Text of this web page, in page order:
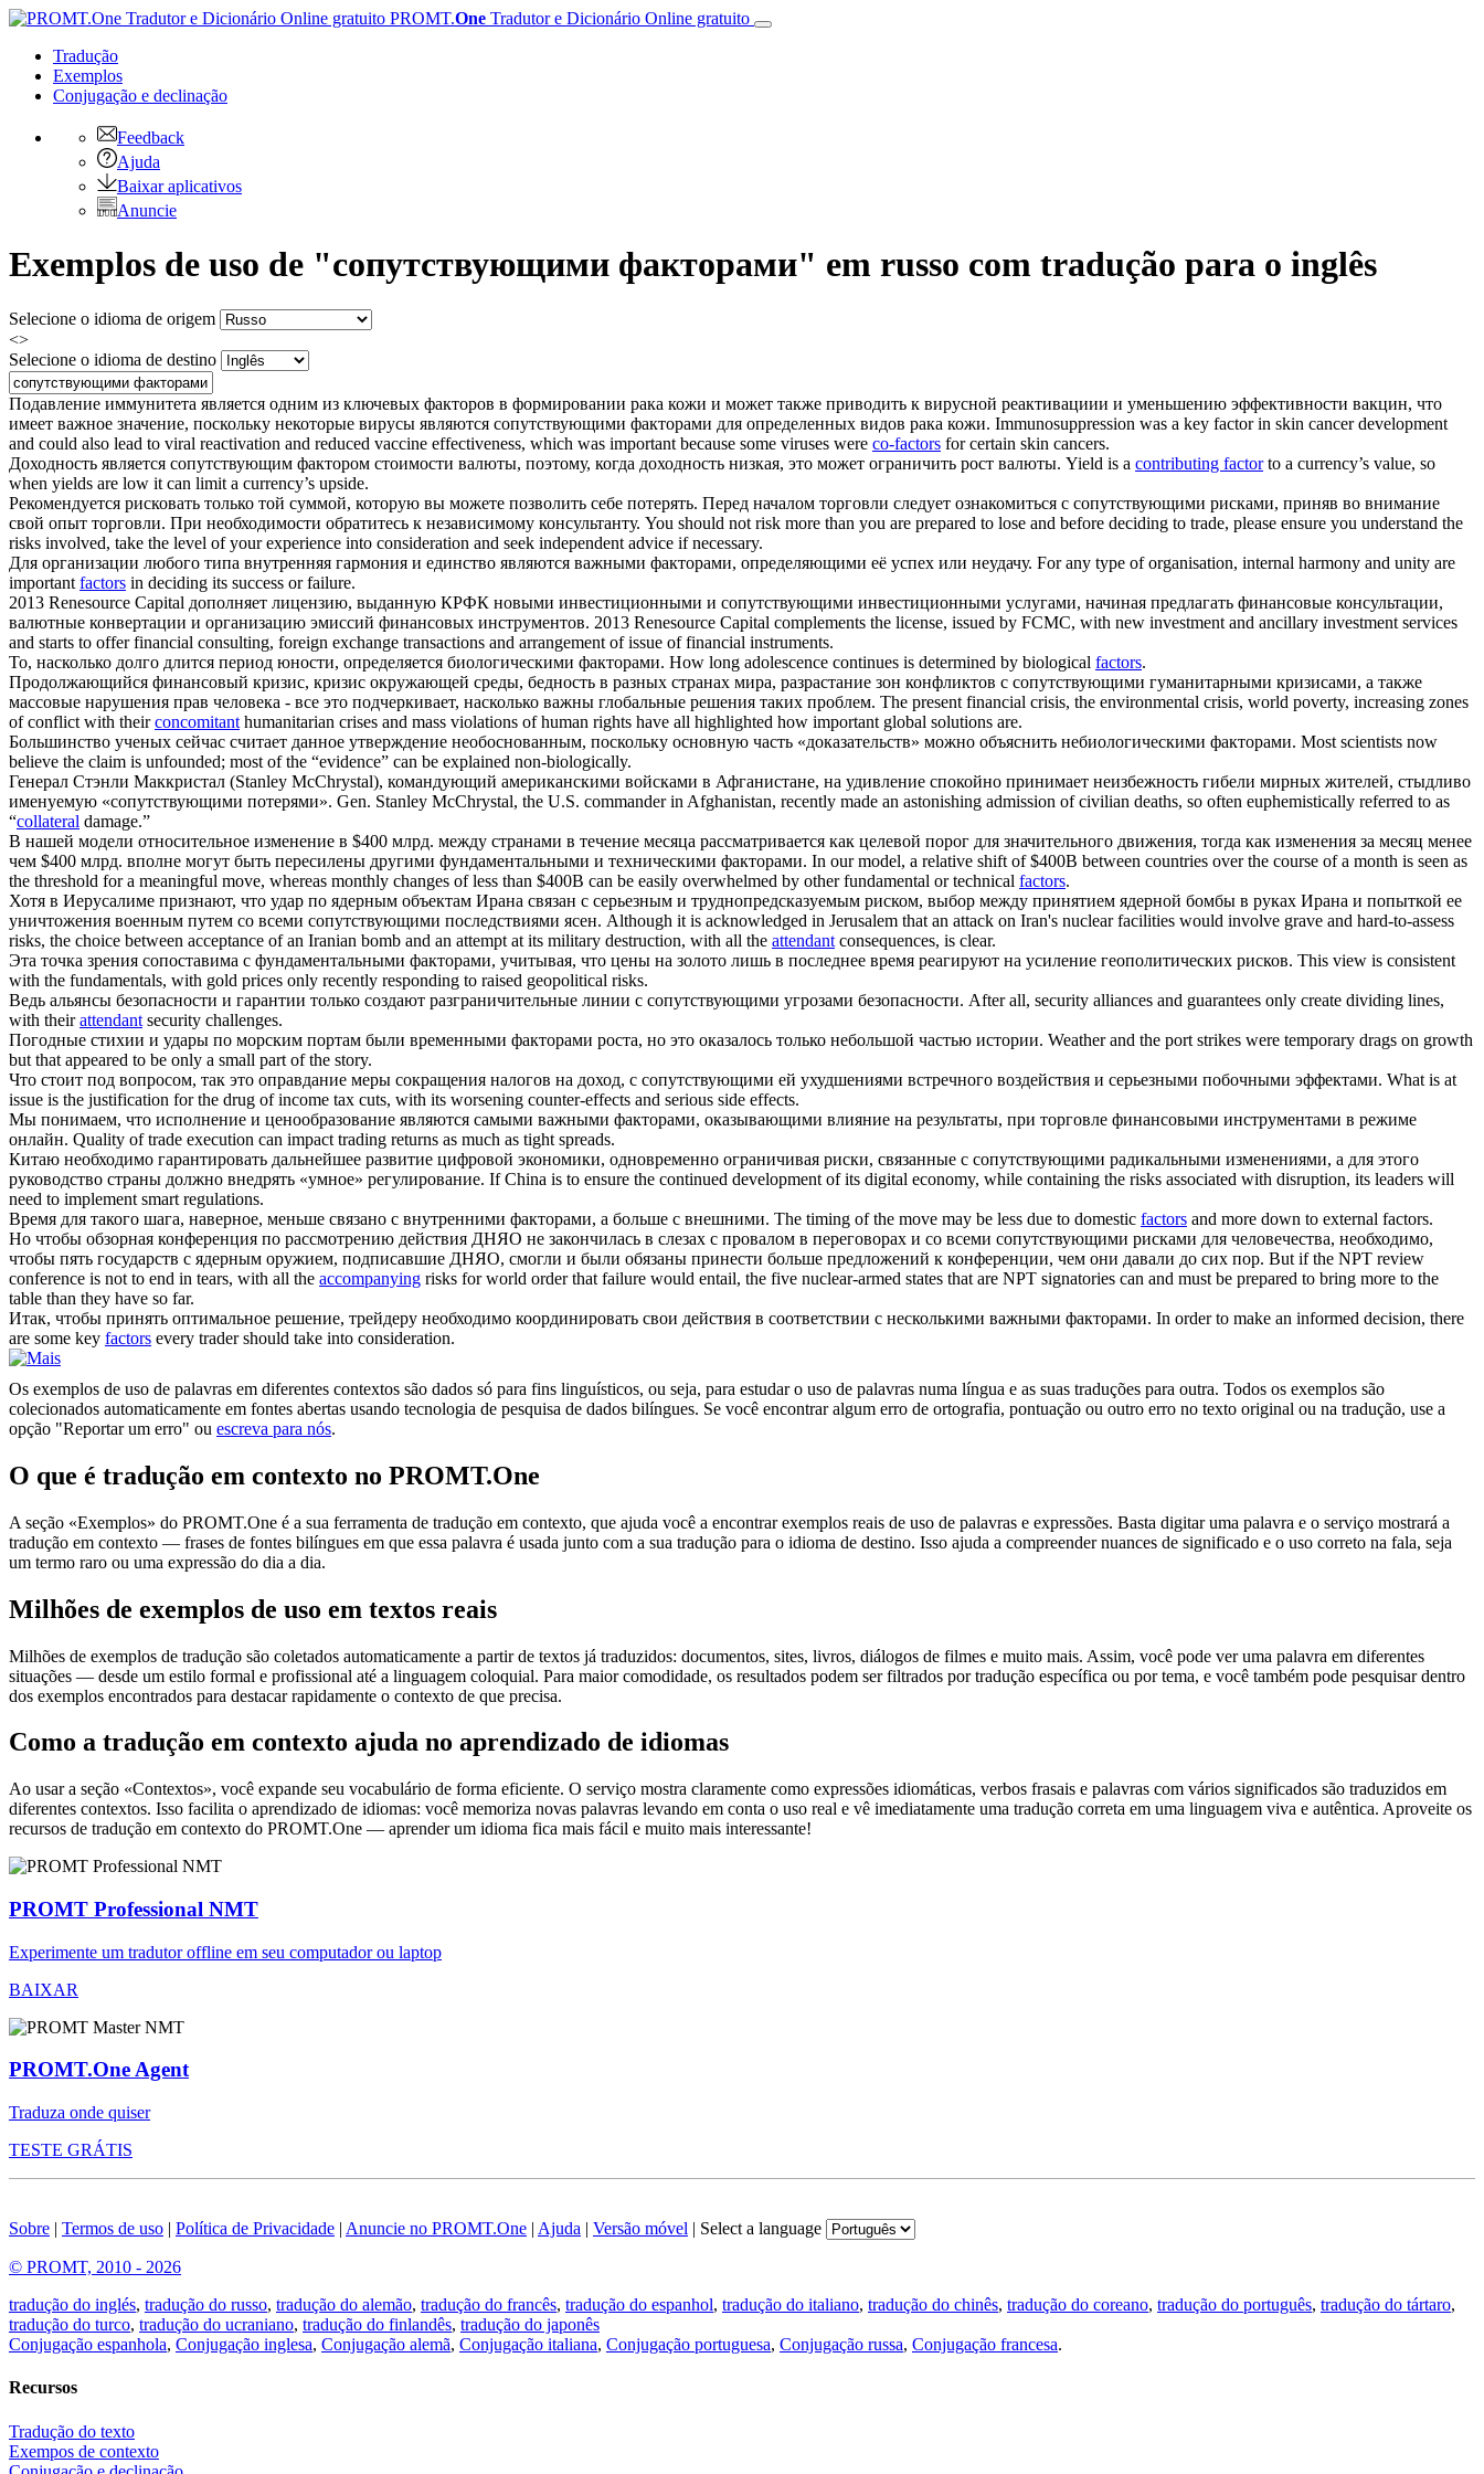
PROMT.One Tradutor e Dicionário Online gratuito
Tradução
Exemplos
Conjugação e declinação
Feedback
Ajuda
Baixar aplicativos
Anuncie
Exemplos de uso de "сопутствующими факторами" em russo com tradução para o inglês
Selecione o idioma de origem
<>
Selecione o idioma de destino
Подавление иммунитета является одним из ключевых факторов в формировании рака кожи и может также приводить к вирусной реактивациии и уменьшению эффективности вакцин, что
имеет важное значение, поскольку некоторые вирусы являются сопутствующими факторами для определенных видов рака кожи. Immunosuppression was a key factor in skin cancer development
and could also lead to viral reactivation and reduced vaccine effectiveness, which was important because some viruses were co-factors for certain skin cancers.
Доходность является сопутствующим фактором стоимости валюты, поэтому, когда доходность низкая, это может ограничить рост валюты. Yield is a contributing factorto a currency’s value, so
when yields are low it can limit a currency’s upside.
Рекомендуется рисковать только той суммой, которую вы можете позволить себе потерять. Перед началом торговли следует ознакомиться с сопутствующими рисками, приняв во внимание
свой опыт торговли. При необходимости обратитесь к независимому консультанту. You should not risk more than you are prepared to lose and before deciding to trade, please ensure you understand the
risks involved, take the level of your experience into consideration and seek independent advice if necessary.
Для организации любого типа внутренняя гармония и единство являются важными факторами, определяющими её успех или неудачу. For any type of organisation, internal harmony and unity are
important factors in deciding its success or failure.
2013 Renesource Capital дополняет лицензию, выданную КРФК новыми инвестиционными и сопутствующими инвестиционными услугами, начиная предлагать финансовые консультации,
валютные конвертации и организацию эмиссий финансовых инструментов. 2013 Renesource Capital complements the license, issued by FCMC, with new investment and ancillary investment services
and starts to offer financial consulting, foreign exchange transactions and arrangement of issue of financial instruments.
То, насколько долго длится период юности, определяется биологическими факторами. How long adolescence continues is determined by biological factors.
Продолжающийся финансовый кризис, кризис окружающей среды, бедность в разных странах мира, разрастание зон конфликтов с сопутствующими гуманитарными кризисами, а также
массовые нарушения прав человека - все это подчеркивает, насколько важны глобальные решения таких проблем. The present financial crisis, the environmental crisis, world poverty, increasing zones
of conflict with theirconcomitant humanitarian crises and mass violations of human rights have all highlighted how important global solutions are.
Большинство ученых сейчас считает данное утверждение необоснованным, поскольку основную часть «доказательств» можно объяснить небиологическими факторами. Most scientists now
believe the claim is unfounded; most of the “evidence” can be explained non-biologically.
Генерал Стэнли Маккристал (Stanley McChrystal), командующий американскими войсками в Афганистане, на удивление спокойно принимает неизбежность гибели мирных жителей, стыдливо
именуемую «сопутствующими потерями». Gen. Stanley McChrystal, the U.S. commander in Afghanistan, recently made an astonishing admission of civilian deaths, so often euphemistically referred to as
“collateral damage.”
В нашей модели относительное изменение в $400 млрд. между странами в течение месяца рассматривается как целевой порог для значительного движения, тогда как изменения за месяц менее
чем $400 млрд. вполне могут быть пересилены другими фундаментальными и техническими факторами. In our model, a relative shift of $400B between countries over the course of a month is seen as
the threshold for a meaningful move, whereas monthly changes of less than $400B can be easily overwhelmed by other fundamental or technical factors.
Хотя в Иерусалиме признают, что удар по ядерным объектам Ирана связан с серьезным и труднопредсказуемым риском, выбор между принятием ядерной бомбы в руках Ирана и попыткой ее
уничтожения военным путем со всеми сопутствующими последствиями ясен. Although it is acknowledged in Jerusalem that an attack on Iran's nuclear facilities would involve grave and hard-to-assess
risks, the choice between acceptance of an Iranian bomb and an attempt at its military destruction, with all the attendant consequences, is clear.
Эта точка зрения сопоставима с фундаментальными факторами, учитывая, что цены на золото лишь в последнее время реагируют на усиление геополитических рисков. This view is consistent
with the fundamentals, with gold prices only recently responding to raised geopolitical risks.
Ведь альянсы безопасности и гарантии только создают разграничительные линии с сопутствующими угрозами безопасности. After all, security alliances and guarantees only create dividing lines,
with theirattendant security challenges.
Погодные стихии и удары по морским портам были временными факторами роста, но это оказалось только небольшой частью истории. Weather and the port strikes were temporary drags on growth
but that appeared to be only a small part of the story.
Что стоит под вопросом, так это оправдание меры сокращения налогов на доход, с сопутствующими ей ухудшениями встречного воздействия и серьезными побочными эффектами. What is at
issue is the justification for the drug of income tax cuts, with its worsening counter-effects and serious side effects.
Мы понимаем, что исполнение и ценообразование являются самыми важными факторами, оказывающими влияние на результаты, при торговле финансовыми инструментами в режиме
онлайн. Quality of trade execution can impact trading returns as much as tight spreads.
Китаю необходимо гарантировать дальнейшее развитие цифровой экономики, одновременно ограничивая риски, связанные с сопутствующими радикальными изменениями, а для этого
руководство страны должно внедрять «умное» регулирование. If China is to ensure the continued development of its digital economy, while containing the risks associated with disruption, its leaders will
need to implement smart regulations.
Время для такого шага, наверное, меньше связано с внутренними факторами, а больше с внешними. The timing of the move may be less due to domestic factors and more down to external factors.
Но чтобы обзорная конференция по рассмотрению действия ДНЯО не закончилась в слезах с провалом в переговорах и со всеми сопутствующими рисками для человечества, необходимо,
чтобы пять государств с ядерным оружием, подписавшие ДНЯО, смогли и были обязаны принести больше предложений к конференции, чем они давали до сих пор. But if the NPT review
conference is not to end in tears, with all the accompanying risks for world order that failure would entail, the five nuclear-armed states that are NPT signatories can and must be prepared to bring more to the
table than they have so far.
Итак, чтобы принять оптимальное решение, трейдеру необходимо координировать свои действия в соответствии с несколькими важными факторами. In order to make an informed decision, there
are some key factors every trader should take into consideration.
Os exemplos de uso de palavras em diferentes contextos são dados só para fins linguísticos, ou seja, para estudar o uso de palavras numa língua e as suas traduções para outra. Todos os exemplos são
colecionados automaticamente em fontes abertas usando tecnologia de pesquisa de dados bilíngues. Se você encontrar algum erro de ortografia, pontuação ou outro erro no texto original ou na tradução, use a
opção "Reportar um erro" ou escreva para nós.
O que é tradução em contexto no PROMT.One
A seção «Exemplos» do PROMT.One é a sua ferramenta de tradução em contexto, que ajuda você a encontrar exemplos reais de uso de palavras e expressões. Basta digitar uma palavra e o serviço mostrará a
tradução em contexto — frases de fontes bilíngues em que essa palavra é usada junto com a sua tradução para o idioma de destino. Isso ajuda a compreender nuances de significado e o uso correto na fala, seja
um termo raro ou uma expressão do dia a dia.
Milhões de exemplos de uso em textos reais
Milhões de exemplos de tradução são coletados automaticamente a partir de textos já traduzidos: documentos, sites, livros, diálogos de filmes e muito mais. Assim, você pode ver uma palavra em diferentes
situações — desde um estilo formal e profissional até a linguagem coloquial. Para maior comodidade, os resultados podem ser filtrados por tradução específica ou por tema, e você também pode pesquisar dentro
dos exemplos encontrados para destacar rapidamente o contexto de que precisa.
Como a tradução em contexto ajuda no aprendizado de idiomas
Ao usar a seção «Contextos», você expande seu vocabulário de forma eficiente. O serviço mostra claramente como expressões idiomáticas, verbos frasais e palavras com vários significados são traduzidos em
diferentes contextos. Isso facilita o aprendizado de idiomas: você memoriza novas palavras levando em conta o uso real e vê imediatamente uma tradução correta em uma linguagem viva e autêntica. Aproveite os
recursos de tradução em contexto do PROMT.One — aprender um idioma fica mais fácil e muito mais interessante!
PROMT Professional NMT
Experimente um tradutor offline em seu computador ou laptop
BAIXAR
PROMT.One Agent
Traduza onde quiser
TESTE GRÁTIS
Sobre | Termos de uso | Política de Privacidade | Anuncie no PROMT.One | Ajuda | Versão móvel | Select a language
© PROMT, 2010 - 2026
tradução do inglés, tradução do russo, tradução do alemão, tradução do francês, tradução do espanhol, tradução do italiano, tradução do chinês, tradução do coreano, tradução do português, tradução do tártaro,
tradução do turco, tradução do ucraniano, tradução do finlandês, tradução do japonês
Conjugação espanhola, Conjugação inglesa, Conjugação alemã, Conjugação italiana, Conjugação portuguesa, Conjugação russa, Conjugação francesa.
Recursos
Tradução do texto
Exempos de contexto